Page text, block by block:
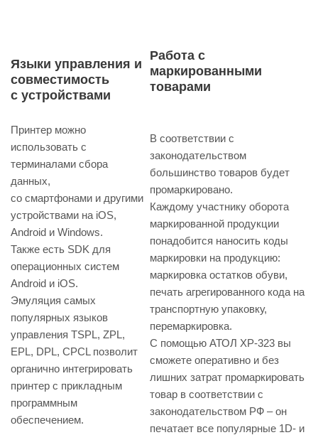
Языки управления и
совместимость
с устройствами
Принтер можно
использовать с
терминалами сбора
данных,
со смартфонами и другими
устройствами на iOS,
Android и Windows.
Также есть SDK для
операционных систем
Android и iOS.
Эмуляция самых
популярных языков
управления TSPL, ZPL,
EPL, DPL, CPCL позволит
органично интегрировать
принтер с прикладным
программным
обеспечением.
Работа с
маркированными
товарами
В соответствии с
законодательством
большинство товаров будет
промаркировано.
Каждому участнику оборота
маркированной продукции
понадобится наносить коды
маркировки на продукцию:
маркировка остатков обуви,
печать агрегированного кода на
транспортную упаковку,
перемаркировка.
С помощью АТОЛ XP-323 вы
сможете оперативно и без
лишних затрат промаркировать
товар в соответствии с
законодательством РФ – он
печатает все популярные 1D- и